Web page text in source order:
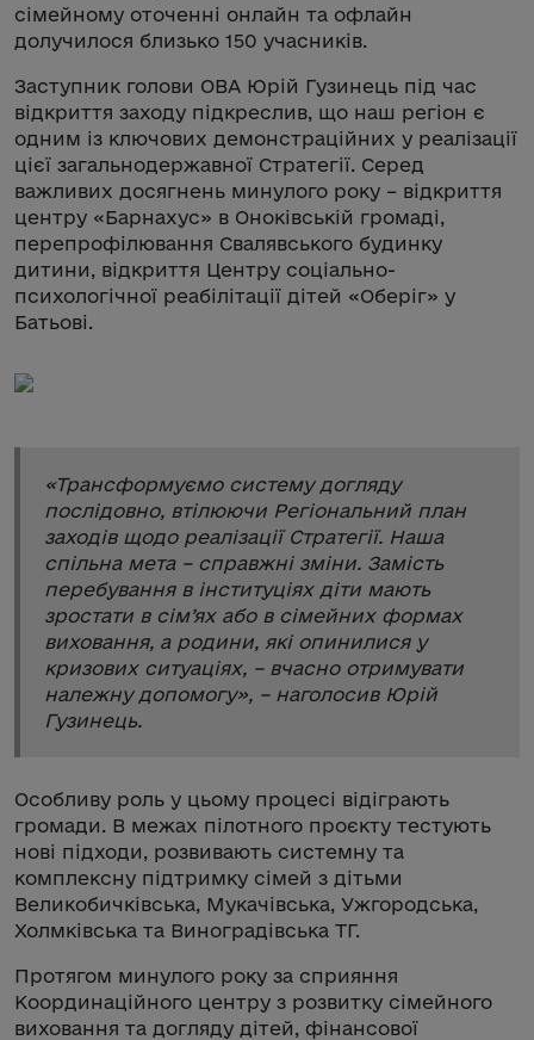
сімейному оточенні онлайн та офлайн
долучилося близько 150 учасників.
Заступник голови ОВА Юрій Гузинець під час
відкриття заходу підкреслив, що наш регіон є
одним із ключових демонстраційних у реалізації
цієї загальнодержавної Стратегії. Серед
важливих досягнень минулого року – відкриття
центру «Барнахус» в Оноківській громаді,
перепрофілювання Свалявського будинку
дитини, відкриття Центру соціально-
психологічної реабілітації дітей «Оберіг» у
Батьові.
«Трансформуємо систему догляду
послідовно, втілюючи Регіональний план
заходів щодо реалізації Стратегії. Наша
спільна мета – справжні зміни. Замість
перебування в інституціях діти мають
зростати в сім’ях або в сімейних формах
виховання, а родини, які опинилися у
кризових ситуаціях, – вчасно отримувати
належну допомогу», – наголосив Юрій
Гузинець.
Особливу роль у цьому процесі відіграють
громади. В межах пілотного проєкту тестують
нові підходи, розвивають системну та
комплексну підтримку сімей з дітьми
Великобичківська, Мукачівська, Ужгородська,
Холмківська та Виноградівська ТГ.
Протягом минулого року за сприяння
Координаційного центру з розвитку сімейного
виховання та догляду дітей, фінансової